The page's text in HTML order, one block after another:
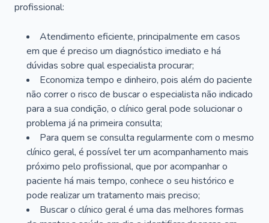
profissional:
Atendimento eficiente, principalmente em casos
em que é preciso um diagnóstico imediato e há
dúvidas sobre qual especialista procurar;
Economiza tempo e dinheiro, pois além do paciente
não correr o risco de buscar o especialista não indicado
para a sua condição, o clínico geral pode solucionar o
problema já na primeira consulta;
Para quem se consulta regularmente com o mesmo
clínico geral, é possível ter um acompanhamento mais
próximo pelo profissional, que por acompanhar o
paciente há mais tempo, conhece o seu histórico e
pode realizar um tratamento mais preciso;
Buscar o clínico geral é uma das melhores formas